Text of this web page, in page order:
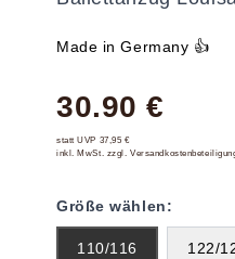
Made in Germany 👍
30.90 €
statt UVP 37,95 €
inkl. MwSt. zzgl.
Größe wählen:
110/116
122/